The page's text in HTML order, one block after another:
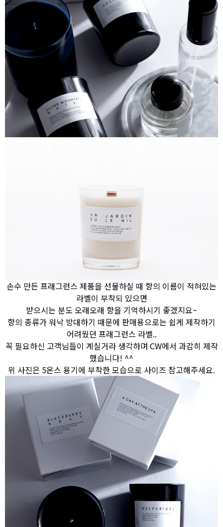
손수 만든 프래그런스 제품을 선물하실 때 향의 이름이 적혀있는
라벨이 부착되 있으면
받으시는 분도 오래오래 향을 기억하시기 좋겠지요~
향의 종류가 워낙 방대하기 때문에 판매용으로는 쉽게 제작하기
어려웠던 프래그런스 라벨..
꼭 필요하신 고객님들이 계실거라 생각하며 CW에서 과감히 제작
했습니다! ^^
위 사진은 5온스 용기에 부착한 모습으로 사이즈 참고해주세요.